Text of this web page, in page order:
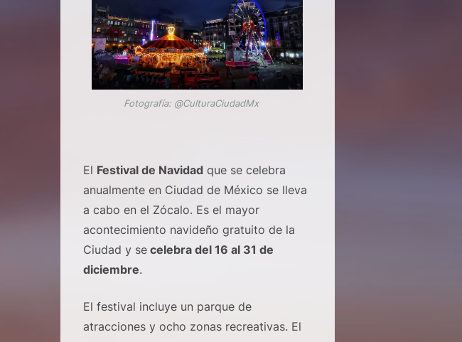
Fotografía: @CulturaCiudadMx
El Festival de Navidad que se celebra
anualmente en Ciudad de México se lleva
a cabo en el Zócalo. Es el mayor
acontecimiento navideño gratuito de la
Ciudad y secelebra del 16 al 31 de
diciembre.
El festival incluye un parque de
atracciones y ocho zonas recreativas. El